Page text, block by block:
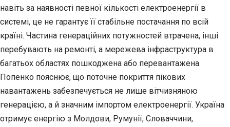
навіть за наявності певної кількості електроенергії в
системі, це не гарантує її стабільне постачання по всій
країні. Частина генераційних потужностей втрачена, інші
перебувають на ремонті, а мережева інфраструктура в
багатьох областях пошкоджена або перевантажена.
Попенко пояснює, що поточне покриття пікових
навантажень забезпечується не лише вітчизняною
генерацією, а й значним імпортом електроенергії. Україна
отримує енергію з Молдови, Румунії, Словаччини,